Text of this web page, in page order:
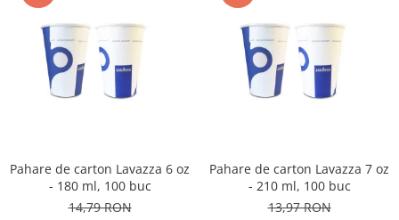
Pahare de carton Lavazza 6 oz
- 180 ml, 100 buc
14,79 RON
Pahare de carton Lavazza 7 oz
- 210 ml, 100 buc
13,97 RON